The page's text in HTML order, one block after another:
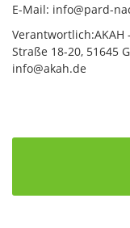
E-Mail: info@pard-
Straße 18-20, 51645
info@akah.de